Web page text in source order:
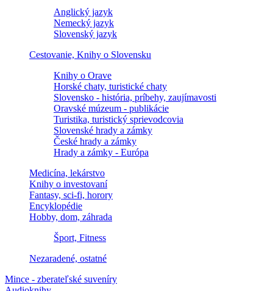
Anglický jazyk
Nemecký jazyk
Slovenský jazyk
Cestovanie, Knihy o Slovensku
Knihy o Orave
Horské chaty, turistické chaty
Slovensko - história, príbehy, zaujímavosti
Oravské múzeum - publikácie
Turistika, turistický sprievodcovia
Slovenské hrady a zámky
České hrady a zámky
Hrady a zámky - Európa
Medicína, lekárstvo
Knihy o investovaní
Fantasy, sci-fi, horory
Encyklopédie
Hobby, dom, záhrada
Šport, Fitness
Nezaradené, ostatné
Mince - zberateľské suveníry